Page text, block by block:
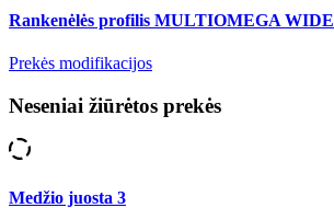
Rankenėlės profilis MULTIOMEGA WIDE
Prekės modifikacijos
Neseniai žiūrėtos prekės
Medžio juosta 3